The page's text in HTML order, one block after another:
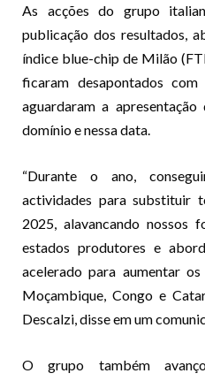
As acções do grupo
publicação dos resultados,
índice blue-chip de Milão
ficaram desapontados
aguardaram a
domínio e nessa data.
“Durante o ano,
actividades para substituir
2025, alavancando nossos
estados produtores e
acelerado para aumentar
Moçambique, Congo e
Descalzi, disse em um
O grupo também